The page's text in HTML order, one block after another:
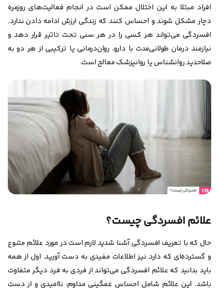
افراد مبتلا به این اختلال ممکن است در انجام فعالیت‌های روزمره
دچار مشکل شوند و احساس کنند که زندگی ارزش ادامه دادن ندارد.
افسردگی می‌تواند هر کسی را در هر سنی تحت تاثیر قرار دهد و
نیازمند درمان طولانی‌مدت با دارو، روان‌درمانی یا ترکیبی از هر دو به
صلاحدید روانشناس یا روانپزشک معالج است.
علائم افسردگی چیست؟
حال که با تعریف افسردگی آشنا شدید لازم است در مورد علائم متنوع
و گسترده‌ای که دارد نیز اطلاعات مفیدی به دست آورید. اول از همه
باید بدانید که علائم افسردگی می‌تواند از فردی به فرد دیگر متفاوت
باشد. این علائم شامل احساس غمگینی مداوم، ناامیدی و از دست